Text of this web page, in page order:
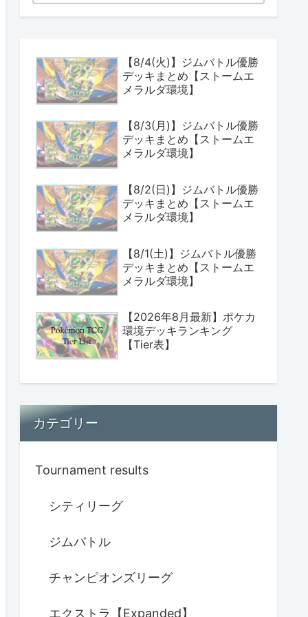
検索
【8/4(火)】ジムバトル優勝
デッキまとめ【ストームエ
メラルダ環境】
【8/3(月)】ジムバトル優勝
デッキまとめ【ストームエ
メラルダ環境】
【8/2(日)】ジムバトル優勝
メラルダ環境】
【8/1(土)】ジムバトル優勝
メラルダ環境】